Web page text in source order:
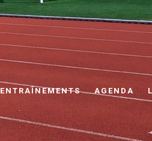
ENTRAÎNEMENTS AGENDA